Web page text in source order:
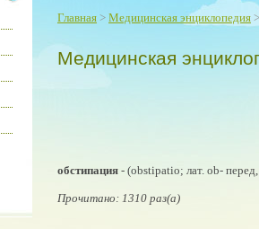
Главная > Медицинская энциклопедия >
Медицинская
обстипация - (obstipatio; лат. ob-
Прочитано: 1310 раз(а)